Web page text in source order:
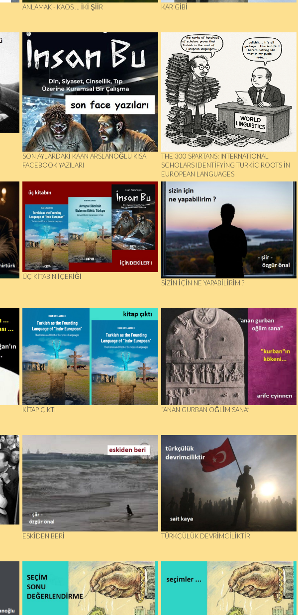
ANLAMAK - KAOS ... İKI ŞIIR KAR GIBI
SON AYLARDAKİ KAAN ARSLANOĞLU KISA
FACEBOOK YAZILARI
THE 300 SPARTANS: INTERNATIONAL
SCHOLARS IDENTIFYING TURKIC ROOTS IN
EUROPEAN LANGUAGES
ÜÇ KİTABIN İÇERİĞİ
SIZIN İÇIN NE YAPABILIRIM ?
KITAP ÇIKTI “ANAN GURBAN OĞLIM SANA”
ESKIDEN BERI
TÜRKÇÜLÜK DEVRIMCILIKTIR